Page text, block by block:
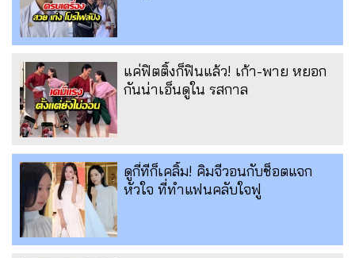
แค่ฟิตติ้งก็ฟินแล้ว! เก้า-พาย หยอก
กันน่าเอ็นดูใน รสกาล
ดูกี่ทีก็เคลิ้ม! คิมจีวอนกับช็อตแจก
หัวใจ ที่ทำแฟนคลับใจฟู